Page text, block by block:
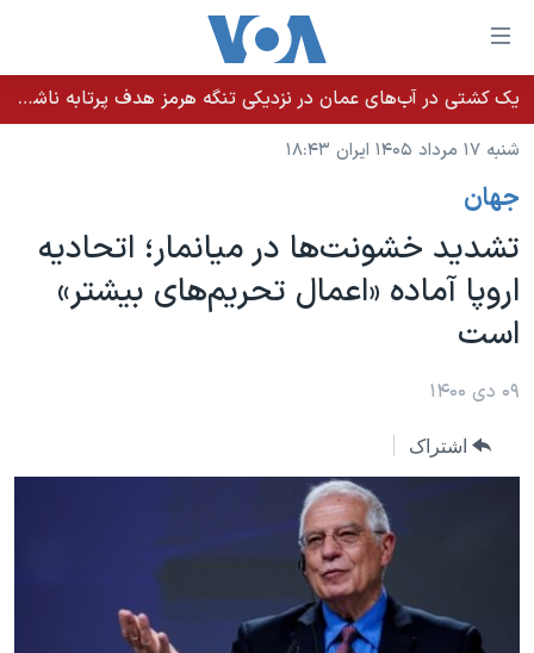
لینکهای
قابل
دسترسی
جهش
محتوای
اصلی
جهش
به
صفحه
جهش
خانه
نسخه سبک وب‌سایت
موضوع ها
ایران
آمریکا
جهان
ورزشی
فرهنگ و زندگی
حقوق شهروندی
برنامه های تلویزیونی
جدول برنامه ها
صفحه‌های ویژه
جام جهانی ۲۰۲۶
بایگانی برنامه‌های تلویزیونی
انتخابات ریاست جمهوری آمریکا ۲۰۲۴
حمله جمهوری اسلامی به اسرائیل
فرکانس‌های صدای آمریکا
پخش رادیویی
یادگیری زبان انگلیسی
یک کشتی در آب‌های عمان در نزدیکی تنگه هرمز هدف پرتابه ناشناس قرار گرفت
شنبه ۱۷ مرداد ۱۴۰۵ ایران ۱۸:۴۳
جهان
تشدید خشونت‌ها در میانمار؛ اتحادیه
اروپا آماده «اعمال تحریم‌های بیشتر»
است
۰۹ دی ۱۴۰۰
اشتراک